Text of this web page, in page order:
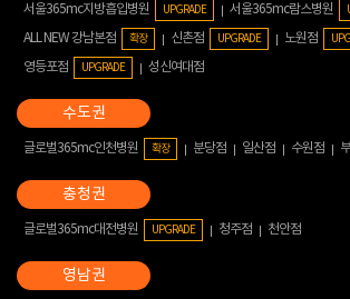
서울365mc지방흡입병원 UPGRADE 서울365mc람스병원
ALL NEW 강남본점 확장 신촌점 UPGRADE 노원점
영등포점
UPGRADE 성신여대점
글로벌365mc인천병원 확장 분당점 일산점 수원점
글로벌365mc대전병원 UPGRADE 청주점 천안점